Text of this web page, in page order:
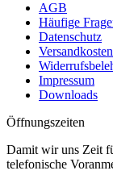
AGB
Häufige
Datenschutz
Versandkosten
Impressum
Downloads
Öffnungszeiten
Damit wir uns Zeit
telefonische